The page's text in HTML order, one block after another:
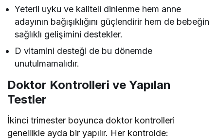
Yeterli uyku ve kaliteli dinlenme hem anne
adayının bağışıklığını güçlendirir hem de bebeğin
sağlıklı gelişimini destekler.
D vitamini desteği de bu dönemde
unutulmamalıdır.
Doktor Kontrolleri ve Yapılan
Testler
İkinci trimester boyunca doktor kontrolleri
genellikle ayda bir yapılır. Her kontrolde: